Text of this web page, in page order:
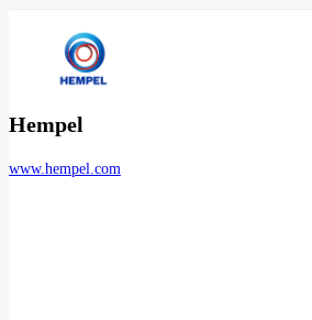
Hempel
www.hempel.com